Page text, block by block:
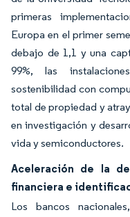
primeras
Europa en el primer
debajo de 1,1 y una
99%, las
sostenibilidad con
total de propiedad y
en investigación y
vida y semiconductores.
Aceleración de la
financiera e
Los bancos